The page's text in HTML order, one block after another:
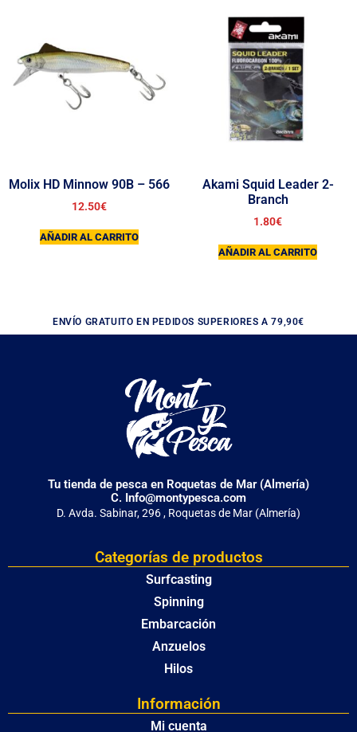
Molix HD Minnow 90B – 566
12.50€
AÑADIR AL CARRITO
Akami Squid Leader 2-
Branch
1.80€
AÑADIR AL CARRITO
ENVÍO GRATUITO EN PEDIDOS SUPERIORES A 79,90€
Tu tienda de pesca en Roquetas de Mar (Almería)
C. Info@montypesca.com
D. Avda. Sabinar, 296 , Roquetas de Mar (Almería)
Categorías de productos
Surfcasting
Spinning
Embarcación
Anzuelos
Hilos
Información
Mi cuenta